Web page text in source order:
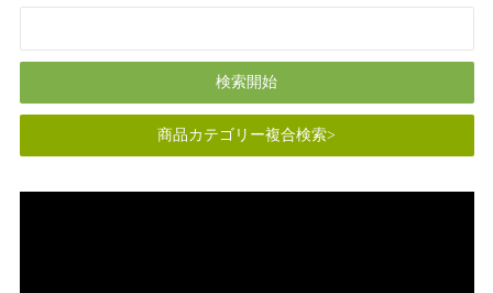
商品カテゴリー複合検索>